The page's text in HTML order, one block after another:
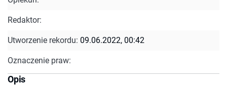
Redaktor:
Utworzenie rekordu: 09.06.2022, 00:42
Oznaczenie praw:
Opis